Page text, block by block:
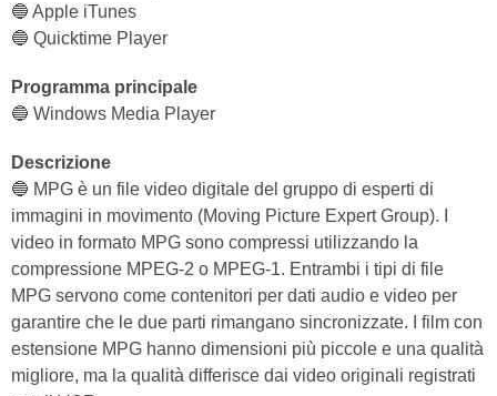
🔵 Apple iTunes
🔵 Quicktime Player
Programma principale
🔵 Windows Media Player
Descrizione
🔵 MPG è un file video digitale del gruppo di esperti di
immagini in movimento (Moving Picture Expert Group). I
video in formato MPG sono compressi utilizzando la
compressione MPEG-2 o MPEG-1. Entrambi i tipi di file
MPG servono come contenitori per dati audio e video per
garantire che le due parti rimangano sincronizzate. I film con
estensione MPG hanno dimensioni più piccole e una qualità
migliore, ma la qualità differisce dai video originali registrati